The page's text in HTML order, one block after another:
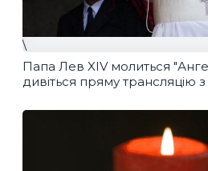
\
Папа Лев XIV молиться
дивіться пряму трансляцію